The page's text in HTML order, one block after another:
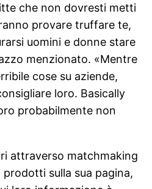
che non dovresti metti
provare truffare te,
uomini e donne stare
menzionato. «Mentre
cose su aziende,
loro. Basically
probabilmente non
attraverso matchmaking
sulla sua pagina,